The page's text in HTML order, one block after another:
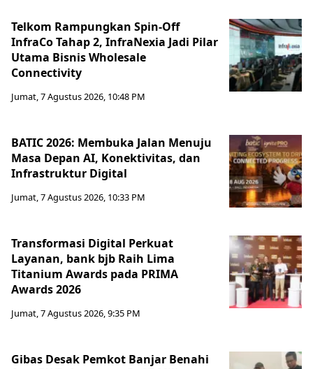
Telkom Rampungkan Spin-Off
InfraCo Tahap 2, InfraNexia Jadi Pilar
Utama Bisnis Wholesale
Connectivity
Jumat, 7 Agustus 2026, 10:48 PM
BATIC 2026: Membuka Jalan Menuju
Masa Depan AI, Konektivitas, dan
Infrastruktur Digital
Jumat, 7 Agustus 2026, 10:33 PM
Transformasi Digital Perkuat
Layanan, bank bjb Raih Lima
Titanium Awards pada PRIMA
Awards 2026
Jumat, 7 Agustus 2026, 9:35 PM
Gibas Desak Pemkot Banjar Benahi